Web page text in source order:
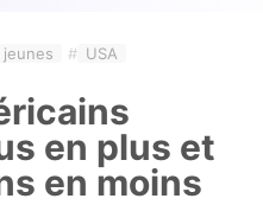
# USA
en plus et
en moins